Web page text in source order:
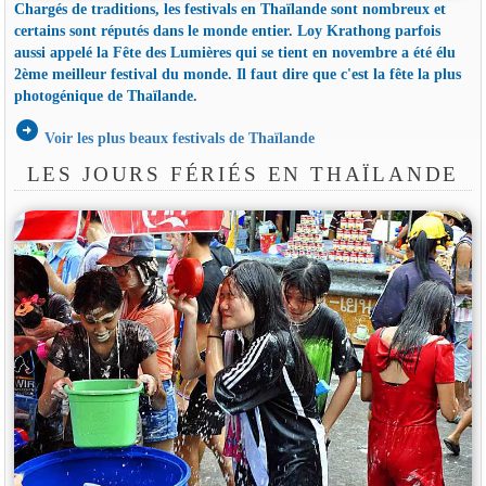
Chargés de traditions, les festivals en Thaïlande sont nombreux et
certains sont réputés dans le monde entier. Loy Krathong parfois
aussi appelé la Fête des Lumières qui se tient en novembre a été élu
2ème meilleur festival du monde. Il faut dire que c'est la fête la plus
photogénique de Thaïlande.
arrow_circle_right Voir les plus beaux festivals de Thaïlande
LES JOURS FÉRIÉS EN THAÏLANDE